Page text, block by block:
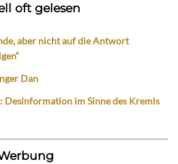
oft gelesen
aber nicht auf die Antwort
Dan
Desinformation im Sinne des Kremls